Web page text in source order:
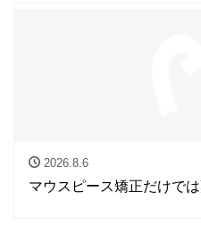
2026.8.6
マウスピース矯正だけで